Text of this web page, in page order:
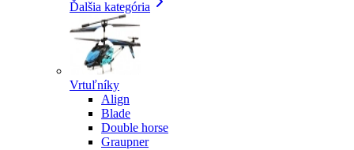
Ďalšia kategória
Vrtuľníky
Align
Blade
Double horse
Graupner